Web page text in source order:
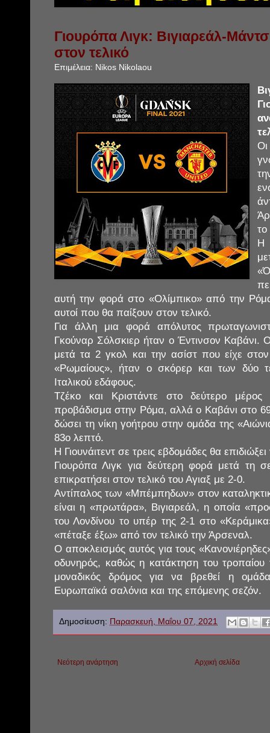
Γιουρόπα Λιγκ: Βιγιαρεάλ-
στον τελικό
Επιμέλεια: Nikos Nikolaou
Η
αυτή την φορά στο «Ολίμπικο» από την
αυτοί που θα παίξουν στον τελικό.
Για άλλη μια φορά απόλυτος
Γκούναρ Σόλσκιερ ήταν ο Έντινσον Καβάνι.
μετά τα 2 γκολ και την ασίστ που είχε
«Ρωμαίους», ήταν ο σκόρερ και των δύο
Ιταλικού εδάφους.
Τζέκο και Κριστάντε στο δεύτερο
προβάδισμα στην Ρόμα, αλλά ο Καβάνι στο
δώσει τη νίκη γοήτρου στην ομάδα της
83ο λεπτό.
Η Γιουνάιτεντ σε τρεις εβδομάδες θα
Γιουρόπα Λιγκ για δεύτερη φορά μετά τη
επικρατήσει στον τελικό του Αγιαξ με 2-0.
Αντίπαλος των «Μπέμπηδων» στον
είναι η «πρωτάρα», Βιγιαρεάλ, η οποία
του Λονδίνου το υπέρ της 2-1 στο
«πέταξε έξω» από τον τελικό την Άρσεναλ.
Ο αποκλεισμός αυτός για τους
οδυνηρός, καθώς η κατάκτηση του τροπαίου
μοναδικός δρόμος για να βρεθεί η
Ευρωπαϊκά σαλόνια και της επόμενης σεζόν.
Δημοσίευση: Παρασκευή, Μαΐου 07, 2021
Νεότερη ανάρτηση Αρχική σελίδα